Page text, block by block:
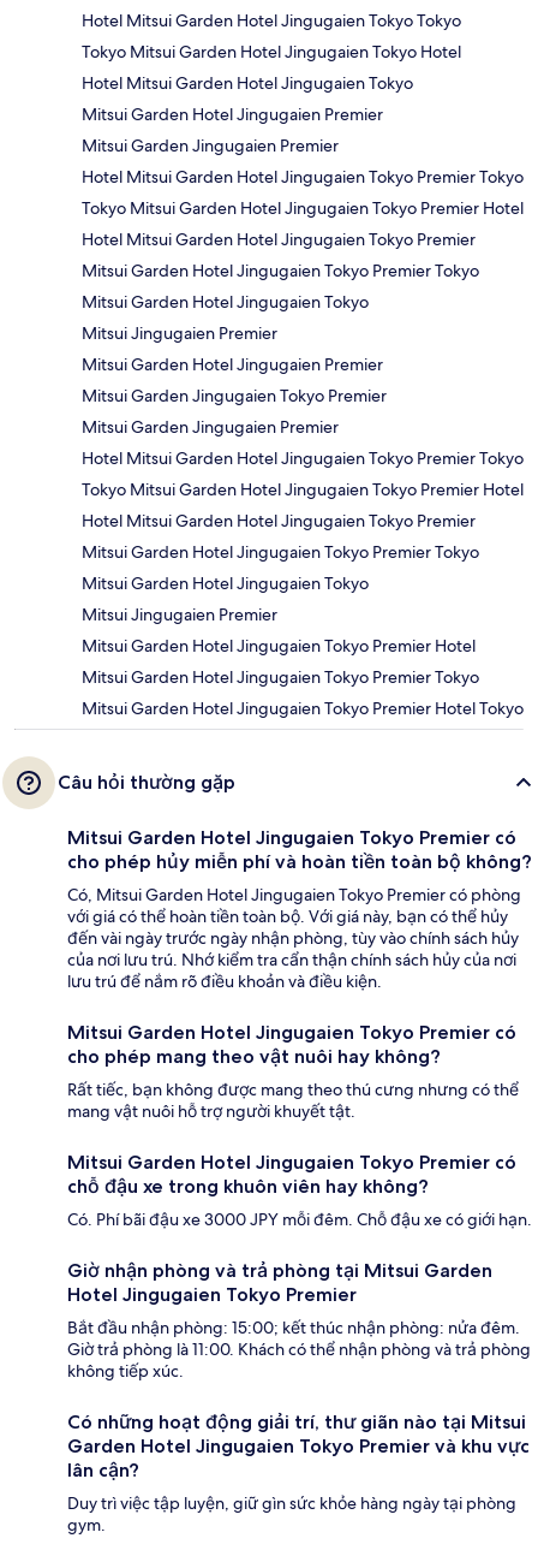
Hotel Mitsui Garden Hotel Jingugaien Tokyo Tokyo
Tokyo Mitsui Garden Hotel Jingugaien Tokyo Hotel
Hotel Mitsui Garden Hotel Jingugaien Tokyo
Mitsui Garden Hotel Jingugaien Premier
Mitsui Garden Jingugaien Premier
Hotel Mitsui Garden Hotel Jingugaien Tokyo Premier Tokyo
Tokyo Mitsui Garden Hotel Jingugaien Tokyo Premier Hotel
Hotel Mitsui Garden Hotel Jingugaien Tokyo Premier
Mitsui Garden Hotel Jingugaien Tokyo Premier Tokyo
Mitsui Garden Hotel Jingugaien Tokyo
Mitsui Jingugaien Premier
Mitsui Garden Hotel Jingugaien Premier
Mitsui Garden Jingugaien Tokyo Premier
Mitsui Garden Jingugaien Premier
Hotel Mitsui Garden Hotel Jingugaien Tokyo Premier Tokyo
Tokyo Mitsui Garden Hotel Jingugaien Tokyo Premier Hotel
Hotel Mitsui Garden Hotel Jingugaien Tokyo Premier
Mitsui Garden Hotel Jingugaien Tokyo Premier Tokyo
Mitsui Garden Hotel Jingugaien Tokyo
Mitsui Jingugaien Premier
Mitsui Garden Hotel Jingugaien Tokyo Premier Hotel
Mitsui Garden Hotel Jingugaien Tokyo Premier Tokyo
Mitsui Garden Hotel Jingugaien Tokyo Premier Hotel Tokyo
Câu hỏi thường gặp
Mitsui Garden Hotel Jingugaien Tokyo Premier có
cho phép hủy miễn phí và hoàn tiền toàn bộ không?
Có, Mitsui Garden Hotel Jingugaien Tokyo Premier có phòng
với giá có thể hoàn tiền toàn bộ. Với giá này, bạn có thể hủy
đến vài ngày trước ngày nhận phòng, tùy vào chính sách hủy
của nơi lưu trú. Nhớ kiểm tra cẩn thận chính sách hủy của nơi
lưu trú để nắm rõ điều khoản và điều kiện.
Mitsui Garden Hotel Jingugaien Tokyo Premier có
cho phép mang theo vật nuôi hay không?
Rất tiếc, bạn không được mang theo thú cưng nhưng có thể
mang vật nuôi hỗ trợ người khuyết tật.
Mitsui Garden Hotel Jingugaien Tokyo Premier có
chỗ đậu xe trong khuôn viên hay không?
Có. Phí bãi đậu xe 3000 JPY mỗi đêm. Chỗ đậu xe có giới hạn.
Giờ nhận phòng và trả phòng tại Mitsui Garden
Hotel Jingugaien Tokyo Premier
Bắt đầu nhận phòng: 15:00; kết thúc nhận phòng: nửa đêm.
Giờ trả phòng là 11:00. Khách có thể nhận phòng và trả phòng
không tiếp xúc.
Có những hoạt động giải trí, thư giãn nào tại Mitsui
Garden Hotel Jingugaien Tokyo Premier và khu vực
lân cận?
Duy trì việc tập luyện, giữ gìn sức khỏe hàng ngày tại phòng
gym.